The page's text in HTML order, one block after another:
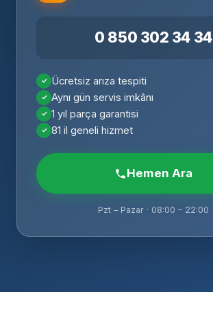
0 850 302 34 34
Ücretsiz arıza tespiti
Aynı gün servis imkânı
1 yıl parça garantisi
81 il geneli hizmet
Hemen Ara
Pzt – Pazar · 08:00 – 22:00